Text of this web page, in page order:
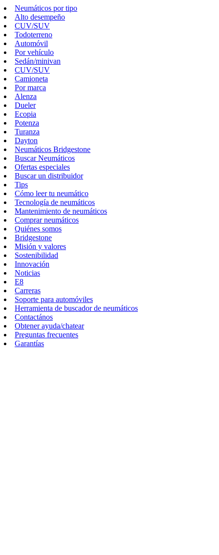
Neumáticos por tipo
Alto desempeño
CUV/SUV
Todoterreno
Automóvil
Por vehículo
Sedán/minivan
CUV/SUV
Camioneta
Por marca
Alenza
Dueler
Ecopia
Potenza
Turanza
Dayton
Neumáticos Bridgestone
Buscar Neumáticos
Ofertas especiales
Buscar un distribuidor
Tips
Cómo leer tu neumático
Tecnología de neumáticos
Mantenimiento de neumáticos
Comprar neumáticos
Quiénes somos
Bridgestone
Misión y valores
Sostenibilidad
Innovación
Noticias
E8
Carreras
Soporte para automóviles
Herramienta de buscador de neumáticos
Contactános
Obtener ayuda/chatear
Preguntas frecuentes
Garantías